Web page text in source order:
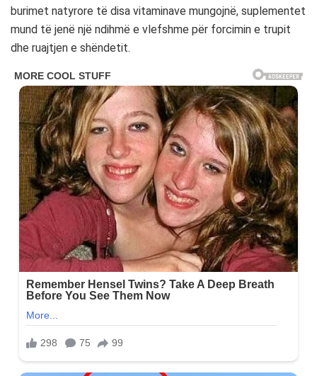
burimet natyrore të disa vitaminave mungojnë, suplementet
mund të jenë një ndihmë e vlefshme për forcimin e trupit
dhe ruajtjen e shëndetit.